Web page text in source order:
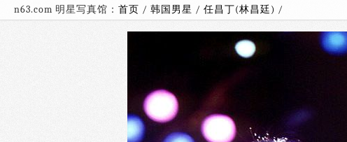
n63.com 明星写真馆： 首页 / 韩国男星 / 任昌丁(林昌廷) /